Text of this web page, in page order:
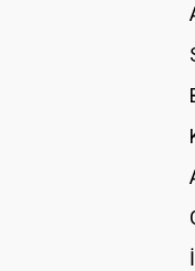
Ürün resmi
Ürün fiyatı
Bu ürüne